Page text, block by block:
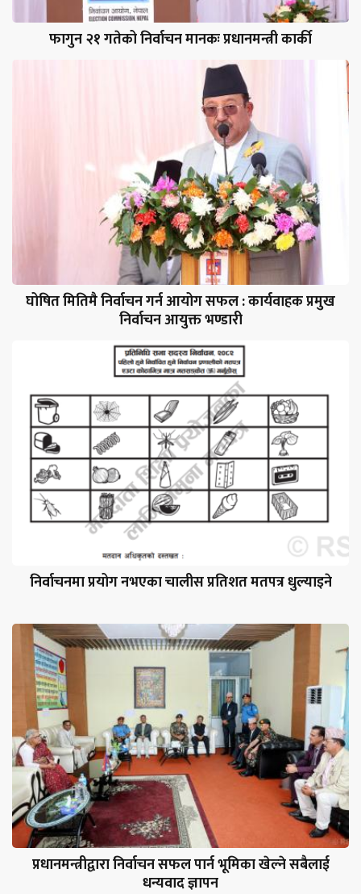
फागुन २१ गतेको निर्वाचन मानकः प्रधानमन्त्री कार्की
घोषित मितिमै निर्वाचन गर्न आयोग सफल : कार्यवाहक प्रमुख
निर्वाचन आयुक्त भण्डारी
निर्वाचनमा प्रयोग नभएका चालीस प्रतिशत मतपत्र धुल्याइने
प्रधानमन्त्रीद्वारा निर्वाचन सफल पार्न भूमिका खेल्ने सबैलाई
धन्यवाद ज्ञापन